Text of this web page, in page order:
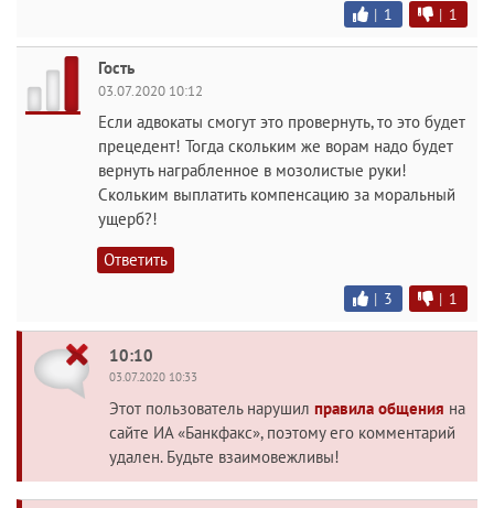
| 1 | 1
Гость
03.07.2020 10:12
Если адвокаты смогут это провернуть, то это будет
прецедент! Тогда скольким же ворам надо будет
вернуть награбленное в мозолистые руки!
Скольким выплатить компенсацию за моральный
ущерб?!
Ответить
| 3 | 1
10:10
03.07.2020 10:33
Этот пользователь нарушил правила общения на
сайте ИА «Банкфакс», поэтому его комментарий
удален. Будьте взаимовежливы!